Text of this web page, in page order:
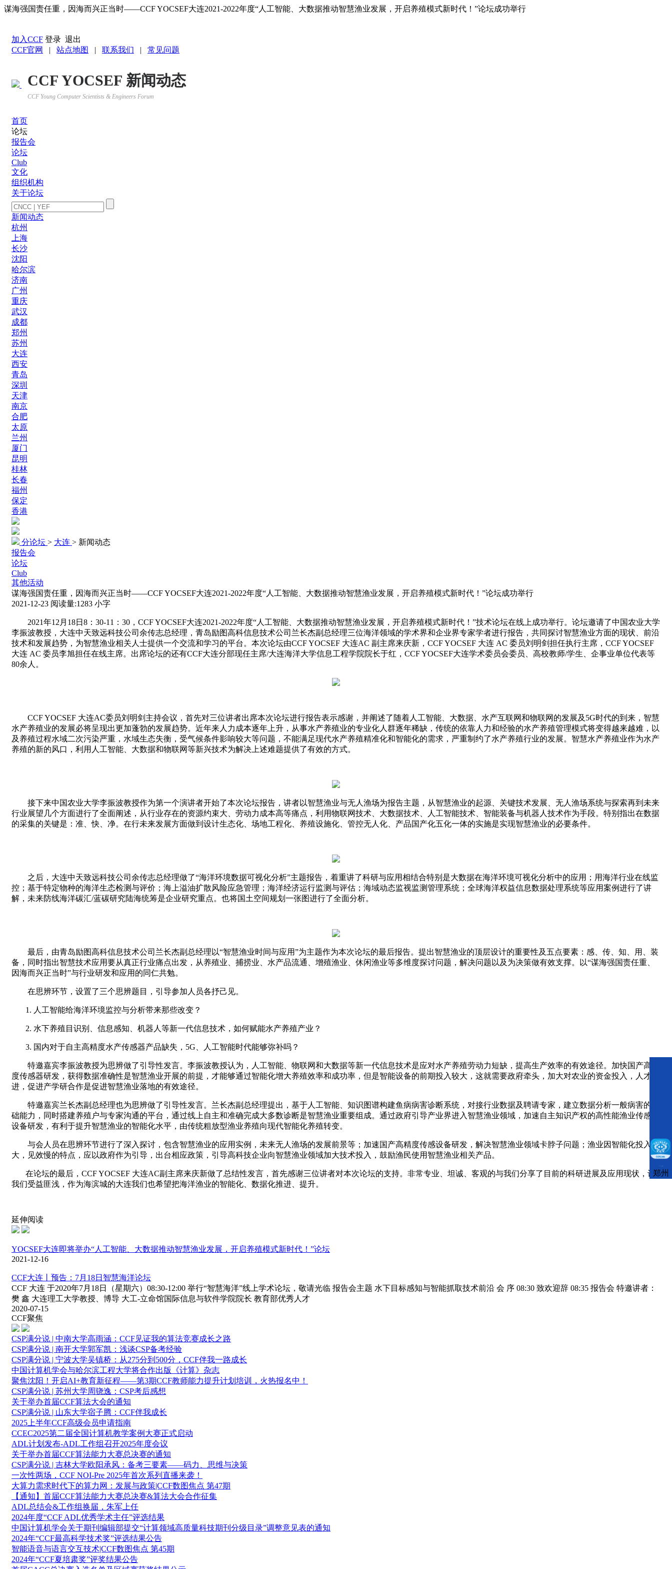
谋海强国责任重，因海而兴正当时——CCF YOCSEF大连2021-2022年度“人工智能、大数据推动智慧渔业发展，开启养殖模式新时代！”论坛成功举行
加入CCF 登录 退出
CCF官网
| 站点地图 | 联系我们 | 常见问题
CCF YOCSEF 新闻动态
CCF Young Computer Scientists & Engineers Forum
首页
论坛
报告会
论坛
Club
文化
组织机构
关于论坛
新闻动态
杭州
上海
长沙
沈阳
哈尔滨
济南
广州
重庆
武汉
成都
郑州
苏州
大连
西安
青岛
深圳
天津
南京
合肥
太原
兰州
厦门
昆明
桂林
长春
福州
保定
香港
分论坛 > 大连 > 新闻动态
报告会
论坛
Club
其他活动
谋海强国责任重，因海而兴正当时——CCF YOCSEF大连2021-2022年度“人工智能、大数据推动智慧渔业发展，开启养殖模式新时代！”论坛成功举行
2021-12-23 阅读量:1283 小字
2021年12月18日8：30-11：30，CCF YOCSEF大连2021-2022年度“人工智能、大数据推动智慧渔业发展，开启养殖模式新时代！”技术论坛在线上成功举行。论坛邀请了中国农业大学
李振波教授，大连中天致远科技公司余传志总经理，青岛励图高科信息技术公司兰长杰副总经理三位海洋领域的学术界和企业界专家学者进行报告，共同探讨智慧渔业方面的现状、前沿
技术和发展趋势，为智慧渔业相关人士提供一个交流和学习的平台。本次论坛由CCF YOCSEF 大连AC 副主席来庆新，CCF YOCSEF 大连 AC 委员刘明剑担任执行主席，CCF YOCSEF
大连 AC 委员李旭担任在线主席。出席论坛的还有CCF大连分部现任主席/大连海洋大学信息工程学院院长于红，CCF YOCSEF大连学术委员会委员、高校教师/学生、企事业单位代表等
80余人。
CCF YOCSEF 大连AC委员刘明剑主持会议，首先对三位讲者出席本次论坛进行报告表示感谢，并阐述了 随着人工智能、大数据、水产互联网和物联网的发展及5G时代的到来，智慧
水产养殖业的发展必将呈现出更加蓬勃的发展趋势。近年来人力成本逐年上升，从事水产养殖业的专业化人群逐年稀缺，传统的依靠人力和经验的水产养殖管理模式将变得越来越难，以
及养殖过程水域二次污染严重，水域生态失衡，受气候条件影响较大等问题，不能满足现代水产养殖精准化和智能化的需求，严重制约了水产养殖行业的发展。智慧水产养殖业作为水产
养殖的新的风口，利用人工智能、大数据和物联网等新兴技术为解决上述难题提供了有效的方式。
接下来中国农业大学李振波教授作为第一个演讲者开始了本次论坛报告，讲者以智慧渔业与无人渔场为报告主题，从智慧渔业的起源、关键技术发展、无人渔场系统与探索再到未来
行业展望几个方面进行了全面阐述，从行业存在的资源约束大、劳动力成本高等痛点，利用物联网技术、大数据技术、人工智能技术、智能装备与机器人技术作为手段。特别指出在数据
的采集的关键是：准、快、净。在行未来发展方面做到设计生态化、场地工程化、养殖设施化、管控无人化、产品国产化五化一体的实施是实现智慧渔业的必要条件。
之后，大连中天致远科技公司余传志总经理做了“海洋环境数据可视化分析”主题报告，着重讲了科研与应用相结合特别是大数据在海洋环境可视化分析中的应用；用海洋行业在线监
控；基于特定物种的海洋生态检测与评价；海上溢油扩散风险应急管理；海洋经济运行监测与评估；海域动态监视监测管理系统；全球海洋权益信息数据处理系统等应用案例进行了讲
解，未来防线海洋碳汇/蓝碳研究陆海统筹是企业研究重点。也将国土空间规划一张图进行了全面分析。
最后，由青岛励图高科信息技术公司兰长杰副总经理 以“智慧渔业时间与应用”为主题作为本次论坛的最后报告。提出智慧渔业的顶层设计的重要性及五点要素：感、传、知、用、装
备，同时指出智慧技术应用要从真正行业痛点出发，从养殖业、捕捞业、水产品流通、增殖渔业、休闲渔业等多维度探讨问题，解决问题以及为决策做有效支撑。以“谋海强国责任重、
因海而兴正当时”与行业研发和应用的同仁共勉。
在思辨环节，设置了三个思辨题目，引导参加人员各抒己见。
1. 人工智能给海洋环境监控与分析带来那些改变？
2. 水下养殖目识别、信息感知、机器人等新一代信息技术，如何赋能水产养殖产业？
3. 国内对于自主高精度水产传感器产品缺失，5G、人工智能时代能够弥补吗？
特邀嘉宾李振波教授为思辨做了引导性发言。李振波教授认为，人工智能、物联网和大数据等新一代信息技术是应对水产养殖劳动力短缺，提高生产效率的有效途径。加快国产高精
度传感器研发，获得数据准确性是智慧渔业开展的前提，才能够通过智能化增大养殖效率和成功率，但是智能设备的前期投入较大，这就需要政府牵头，加大对农业的资金投入，人才引
进，促进产学研合作是促进智慧渔业落地的有效途径。
特邀嘉宾兰长杰副总经理也为思辨做了引导性发言。 兰长杰副总经理提出，基于人工智能、知识图谱构建鱼病病害诊断系统，对接行业数据及聘请专家，建立数据分析一般病害的基
础能力，同时搭建养殖户与专家沟通的平台，通过线上自主和准确完成大多数诊断是智慧渔业重要组成。通过政府引导产业界进入智慧渔业领域，加速自主知识产权的高性能渔业传感等
设备研发，有利于提升智慧渔业的智能化水平，由传统粗放型渔业养殖向现代智能化养殖转变。
与会人员在思辨环节进行了深入探讨，包含智慧渔业的应用实例，未来无人渔场的发展前景等；加速国产高精度传感设备研发，解决智慧渔业领域卡脖子问题；渔业因智能化投入巨
大，见效慢的特点，应以政府作为引导，出台相应政策，引导高科技企业向智慧渔业领域加大技术投入，鼓励渔民使用智慧渔业相关产品。
在论坛的最后， CCF YOCSEF 大连AC副主席来庆新做了总结性发言，首先感谢三位讲者对本次论坛的支持。非常专业、坦诚、客观的与我们分享了目前的科研进展及应用现状，让
我们受益匪浅，作为海滨城的大连我们也希望把海洋渔业的智能化、数据化推进、提升。
延伸阅读
YOCSEF大连即将举办“人工智能、大数据推动智慧渔业发展，开启养殖模式新时代！”论坛
2021-12-16
CCF大连丨预告：7月18日智慧海洋论坛
CCF 大连 于2020年7月18日（星期六）08:30-12:00 举行“智慧海洋”线上学术论坛，敬请光临 报告会主题 水下目标感知与智能抓取技术前沿 会 序 08:30 致欢迎辞 08:35 报告会 特邀讲者：
樊 鑫 大连理工大学教授、博导 大工-立命馆国际信息与软件学院院长 教育部优秀人才
2020-07-15
CCF聚焦
CSP满分说 | 中南大学高雨涵：CCF见证我的算法竞赛成长之路
CSP满分说 | 南开大学郭军凯：浅谈CSP备考经验
CSP满分说 | 宁波大学吴镇桥：从275分到500分，CCF伴我一路成长
中国计算机学会与哈尔滨工程大学将合作出版《计算》杂志
聚焦沈阳！开启AI+教育新征程——第3期CCF教师能力提升计划培训，火热报名中！
CSP满分说 | 苏州大学周骁逸：CSP考后感想
关于举办首届CCF算法大会的通知
CSP满分说 | 山东大学宿子腾：CCF伴我成长
2025上半年CCF高级会员申请指南
CCEC2025第二届全国计算机教学案例大赛正式启动
ADL计划发布-ADL工作组召开2025年度会议
关于举办首届CCF算法能力大赛总决赛的通知
CSP满分说 | 吉林大学欧阳承风：备考三要素——码力、思维与决策
一次性两场，CCF NOI-Pre 2025年首次系列直播来袭！
大算力需求时代下的算力网：发展与政策|CCF数图焦点 第47期
【通知】首届CCF算法能力大赛总决赛&算法大会合作征集
ADL总结会&工作组换届，朱军上任
2024年度“CCF ADL优秀学术主任”评选结果
中国计算机学会关于期刊编辑部提交“计算领域高质量科技期刊分级目录”调整意见表的通知
2024年“CCF最高科学技术奖”评选结果公告
智能语音与语言交互技术|CCF数图焦点 第45期
2024年“CCF夏培肃奖”评奖结果公告
郑州